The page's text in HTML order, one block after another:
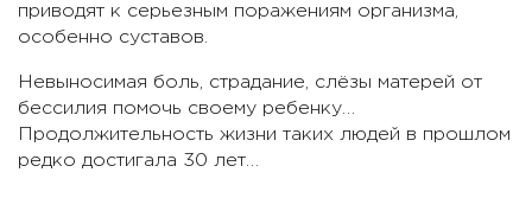
приводят к серьезным поражениям организма,
особенно суставов.
Невыносимая боль, страдание, слёзы матерей от
бессилия помочь своему ребенку…
Продолжительность жизни таких людей в прошлом
редко достигала 30 лет…